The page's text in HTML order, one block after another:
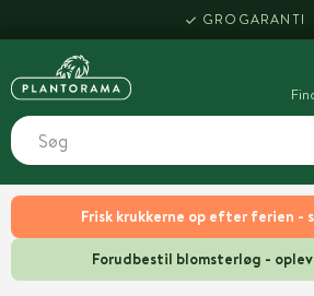
Frisk krukkerne op efter ferien -
Forudbestil blomsterløg -
GROGARANTI